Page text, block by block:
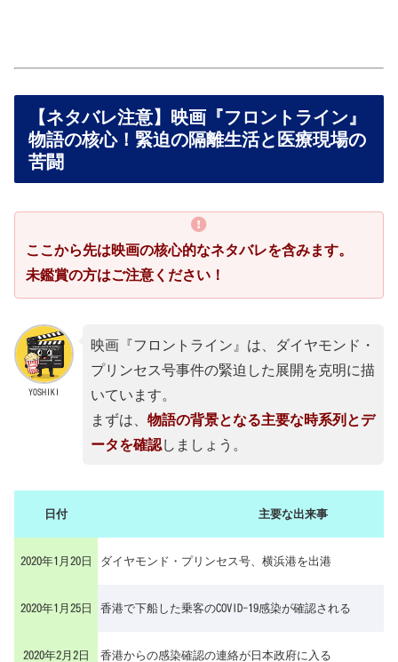
【ネタバレ注意】映画『フロントライン』
物語の核心！緊迫の隔離生活と医療現場の
苦闘
ここから先は映画の核心的なネタバレを含みます。
未鑑賞の方はご注意ください！
YOSHIKI
映画『フロントライン』は、ダイヤモンド・
プリンセス号事件の緊迫した展開を克明に描
いています。
まずは、 物語の背景となる主要な時系列とデ
ータを確認しましょう。
日付 主要な出来事
2020年1月20日 ダイヤモンド・プリンセス号、横浜港を出港
2020年1月25日 香港で下船した乗客のCOVID-19感染が確認される
2020年2月2日 香港からの感染確認の連絡が日本政府に入る